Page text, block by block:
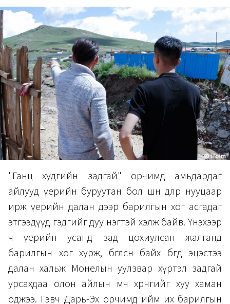
"Ганц худгийн задгай" орчимд амьдардаг
айлууд үерийн буруутан бол шөнө дөлөөр нууцаар
ирж үерийн далан дээр барилгын хог асгадаг
этгээдүүд гэдгийг дуу нэгтэй хэлж байв. Үнэхээр
ч үерийн усанд зад цохиулсан жалганд
барилгын хог хурж, бөглөсөн байх бөгөөд эцэстээ
далан хальж Монелын уулзвар хүртэл задгай
урсахдаа олон айлын өмч хөрөнгийг хуу хаман
оджээ. Гэвч Дарь-Эх орчимд ийм их барилгын